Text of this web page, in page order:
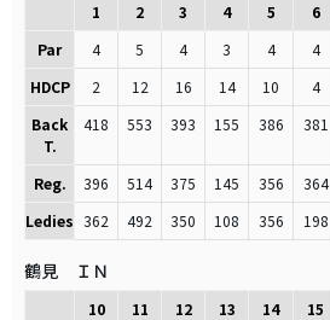
1 2 3 4 5 6
Par
4 5 4 3 4 4
HDCP
2 12 16 14 10 4
Back
T.
418 553 393 155 386 381
Reg. 396 514 375 145 356 364
Ledies 362 492 350 108 356 198
鶴見 ＩＮ
10 11 12 13 14 15